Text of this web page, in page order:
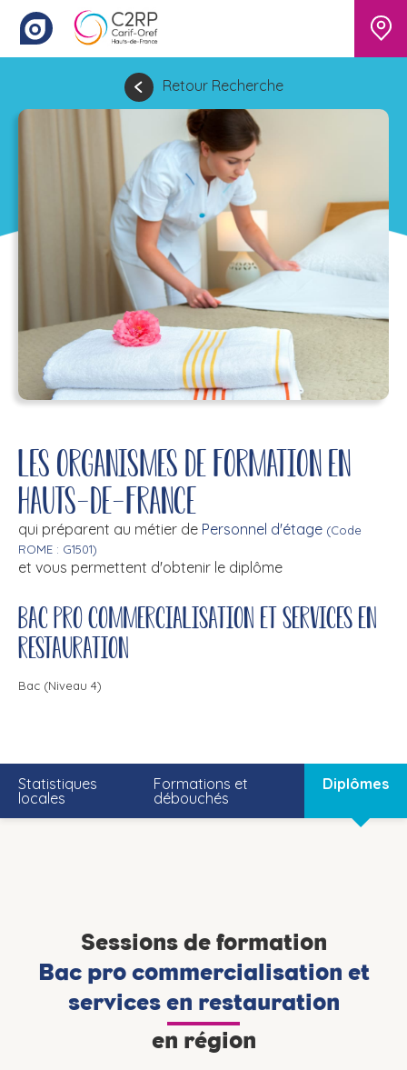
Retour Recherche
Les organismes de formation en
Hauts-de-France
qui préparent au métier de Personnel d'étage (Code
ROME : G1501)
et vous permettent d'obtenir le diplôme
Bac pro commercialisation et services en
restauration
Bac (Niveau 4)
Statistiques
locales
Formations et
débouchés
Diplômes
Sessions de formation
Bac pro commercialisation et
services en restauration
en région